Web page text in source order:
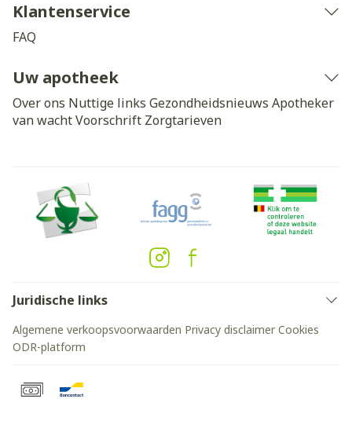
Klantenservice
FAQ
Uw apotheek
Over ons Nuttige links Gezondheidsnieuws Apotheker
van wachtVoorschrift Zorgtarieven
Juridische links
Algemene verkoopsvoorwaarden Privacy disclaimer Cookies
ODR-platform